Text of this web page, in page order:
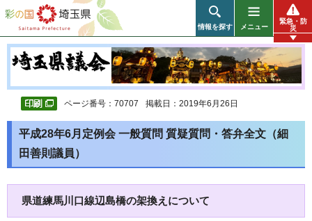
彩の国 埼玉県
情報を探す メニュー
緊急・防
災
ページ番号：70707 掲載日：2019年6月26日
平成28年6月定例会 一般質問 質疑質問・答弁全文（細
田善則議員）
県道練馬川口線辺島橋の架換えについて